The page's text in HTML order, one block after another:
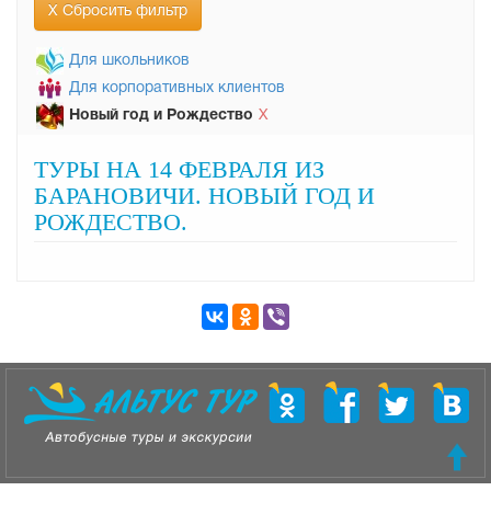
Х Сбросить фильтр
Для школьников
Для корпоративных клиентов
Новый год и Рождество Х
ТУРЫ НА 14 ФЕВРАЛЯ ИЗ
БАРАНОВИЧИ. НОВЫЙ ГОД И
РОЖДЕСТВО.